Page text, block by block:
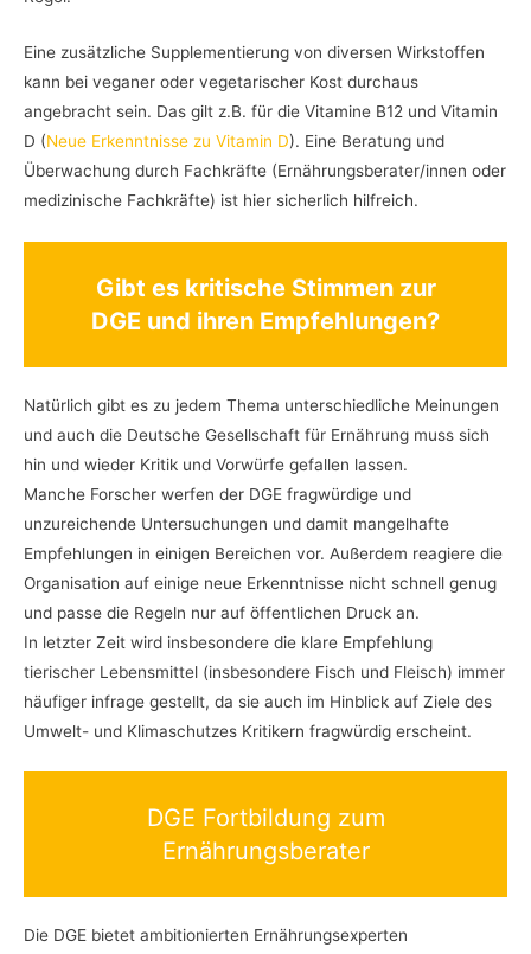
Eine zusätzliche Supplementierung von diversen Wirkstoffen
kann bei veganer oder vegetarischer Kost durchaus
angebracht sein. Das gilt z.B. für die Vitamine B12 und Vitamin
D (Neue Erkenntnisse zu Vitamin D). Eine Beratung und
Überwachung durch Fachkräfte (Ernährungsberater/innen oder
medizinische Fachkräfte) ist hier sicherlich hilfreich.
Gibt es kritische Stimmen zur
DGE und ihren Empfehlungen?
Natürlich gibt es zu jedem Thema unterschiedliche Meinungen
und auch die Deutsche Gesellschaft für Ernährung muss sich
hin und wieder Kritik und Vorwürfe gefallen lassen.
Manche Forscher werfen der DGE fragwürdige und
unzureichende Untersuchungen und damit mangelhafte
Empfehlungen in einigen Bereichen vor. Außerdem reagiere die
Organisation auf einige neue Erkenntnisse nicht schnell genug
und passe die Regeln nur auf öffentlichen Druck an.
In letzter Zeit wird insbesondere die klare Empfehlung
tierischer Lebensmittel (insbesondere Fisch und Fleisch) immer
häufiger infrage gestellt, da sie auch im Hinblick auf Ziele des
Umwelt- und Klimaschutzes Kritikern fragwürdig erscheint.
DGE Fortbildung zum
Ernährungsberater
Die DGE bietet ambitionierten Ernährungsexperten